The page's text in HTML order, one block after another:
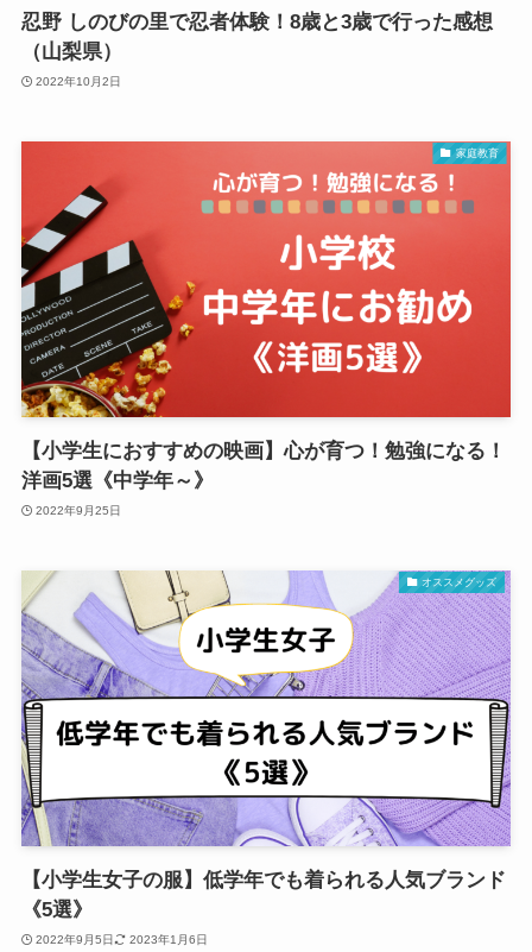
忍野 しのびの里で忍者体験！8歳と3歳で行った感想
（山梨県）
2022年10月2日
家庭教育
【小学生におすすめの映画】心が育つ！勉強になる！
洋画5選《中学年～》
2022年9月25日
オススメグッズ
【小学生女子の服】低学年でも着られる人気ブランド
《5選》
2022年9月5日 2023年1月6日